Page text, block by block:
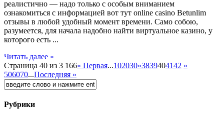
реалистично — надо только с особым вниманием
ознакомиться с информацией вот тут online casino Betunlim
отзывы в любой удобный момент времени. Само собою,
разумеется, для начала надобно найти виртуальное казино, у
которого есть ...
Читать далее »
Страница 40 из 3 166« Первая...102030«3839404142 »
506070...Последняя »
Рубрики